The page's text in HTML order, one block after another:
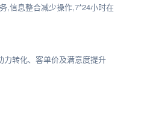
,信息整合减少操作,7*24小时在
转化、客单价及满意度提升